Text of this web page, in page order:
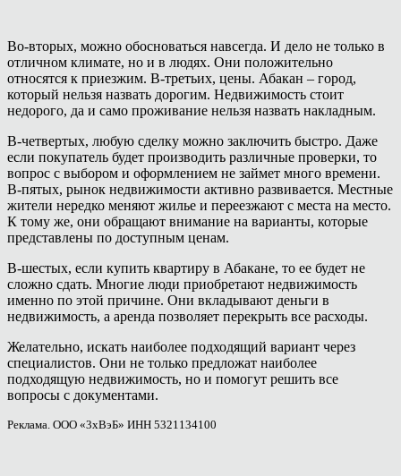
Во-вторых, можно обосноваться навсегда. И дело не только в
отличном климате, но и в людях. Они положительно
относятся к приезжим. В-третьих, цены. Абакан – город,
который нельзя назвать дорогим. Недвижимость стоит
недорого, да и само проживание нельзя назвать накладным.
В-четвертых, любую сделку можно заключить быстро. Даже
если покупатель будет производить различные проверки, то
вопрос с выбором и оформлением не займет много времени.
В-пятых, рынок недвижимости активно развивается. Местные
жители нередко меняют жилье и переезжают с места на место.
К тому же, они обращают внимание на варианты, которые
представлены по доступным ценам.
В-шестых, если купить квартиру в Абакане, то ее будет не
сложно сдать. Многие люди приобретают недвижимость
именно по этой причине. Они вкладывают деньги в
недвижимость, а аренда позволяет перекрыть все расходы.
Желательно, искать наиболее подходящий вариант через
специалистов. Они не только предложат наиболее
подходящую недвижимость, но и помогут решить все
вопросы с документами.
Реклама. ООО «3хВэБ» ИНН 5321134100